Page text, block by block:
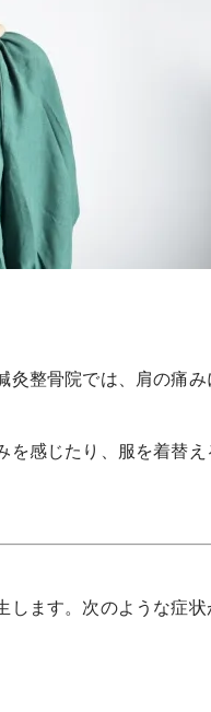
整骨院では、肩の痛み
感じたり、服を着替
ます。次のような症状